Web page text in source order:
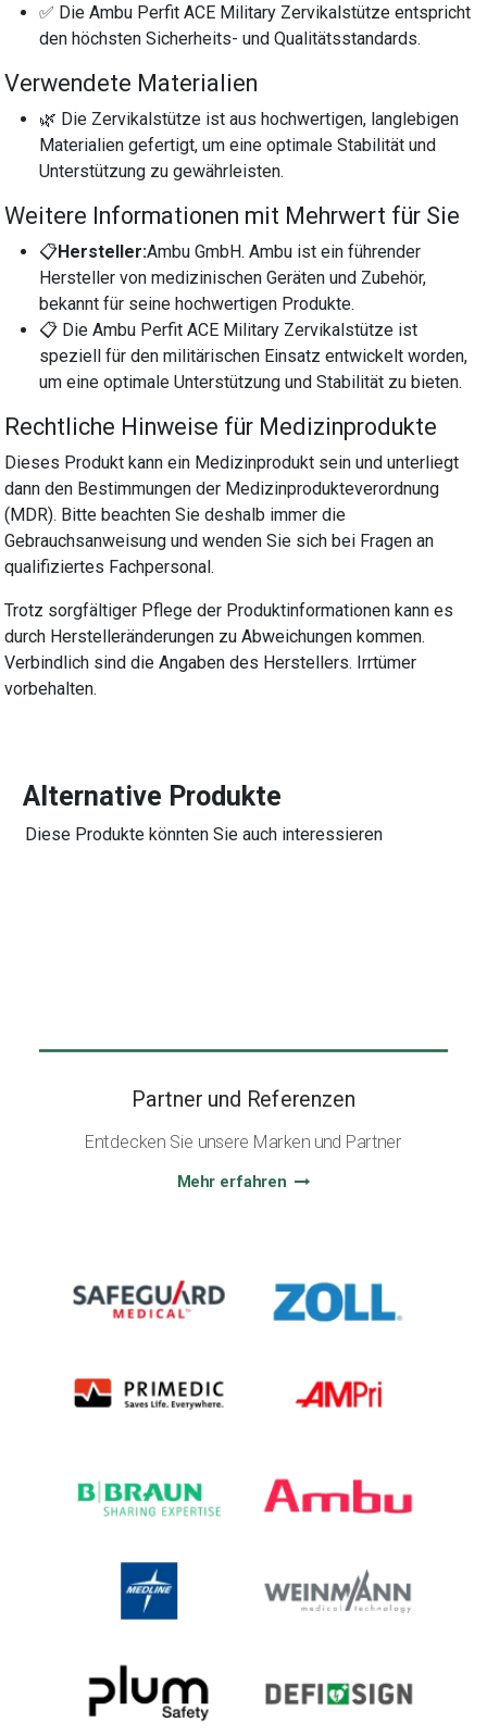
✅ Die Ambu Perfit ACE Military Zervikalstütze entspricht
den höchsten Sicherheits- und Qualitätsstandards.
Verwendete Materialien
🌿 Die Zervikalstütze ist aus hochwertigen, langlebigen
Materialien gefertigt, um eine optimale Stabilität und
Unterstützung zu gewährleisten.
Weitere Informationen mit Mehrwert für Sie
📋Hersteller:Ambu GmbH. Ambu ist ein führender
Hersteller von medizinischen Geräten und Zubehör,
bekannt für seine hochwertigen Produkte.
📋 Die Ambu Perfit ACE Military Zervikalstütze ist
speziell für den militärischen Einsatz entwickelt worden,
um eine optimale Unterstützung und Stabilität zu bieten.
Rechtliche Hinweise für Medizinprodukte
Dieses Produkt kann ein Medizinprodukt sein und unterliegt
dann den Bestimmungen der Medizinprodukteverordnung
(MDR). Bitte beachten Sie deshalb immer die
Gebrauchsanweisung und wenden Sie sich bei Fragen an
qualifiziertes Fachpersonal.
Trotz sorgfältiger Pflege der Produktinformationen kann es
durch Herstelleränderungen zu Abweichungen kommen.
Verbindlich sind die Angaben des Herstellers. Irrtümer
vorbehalten.
Alternative Produkte
Diese Produkte könnten Sie auch interessieren
Partner und Referenzen
Entdecken Sie unsere Marken und Partner
Mehr erfahren